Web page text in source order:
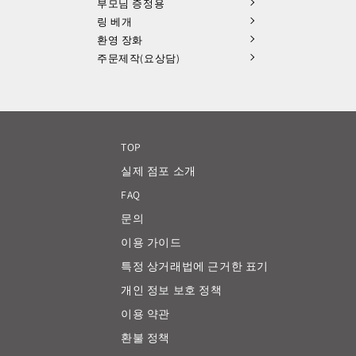
부모님 증정용
링 베개
환영 장화
주문제작(요상담)
TOP
실제 점포 소개
FAQ
문의
이용 가이드
특정 상거래법에 근거한 표기
개인 정보 보호 정책
이용 약관
환불 정책